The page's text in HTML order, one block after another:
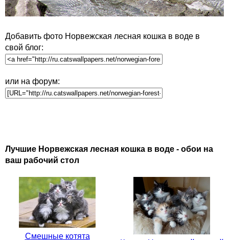
Добавить фото Норвежская лесная кошка в воде в
свой блог:
или на форум:
Лучшие Норвежская лесная кошка в воде - обои на
ваш рабочий стол
Смешные котята